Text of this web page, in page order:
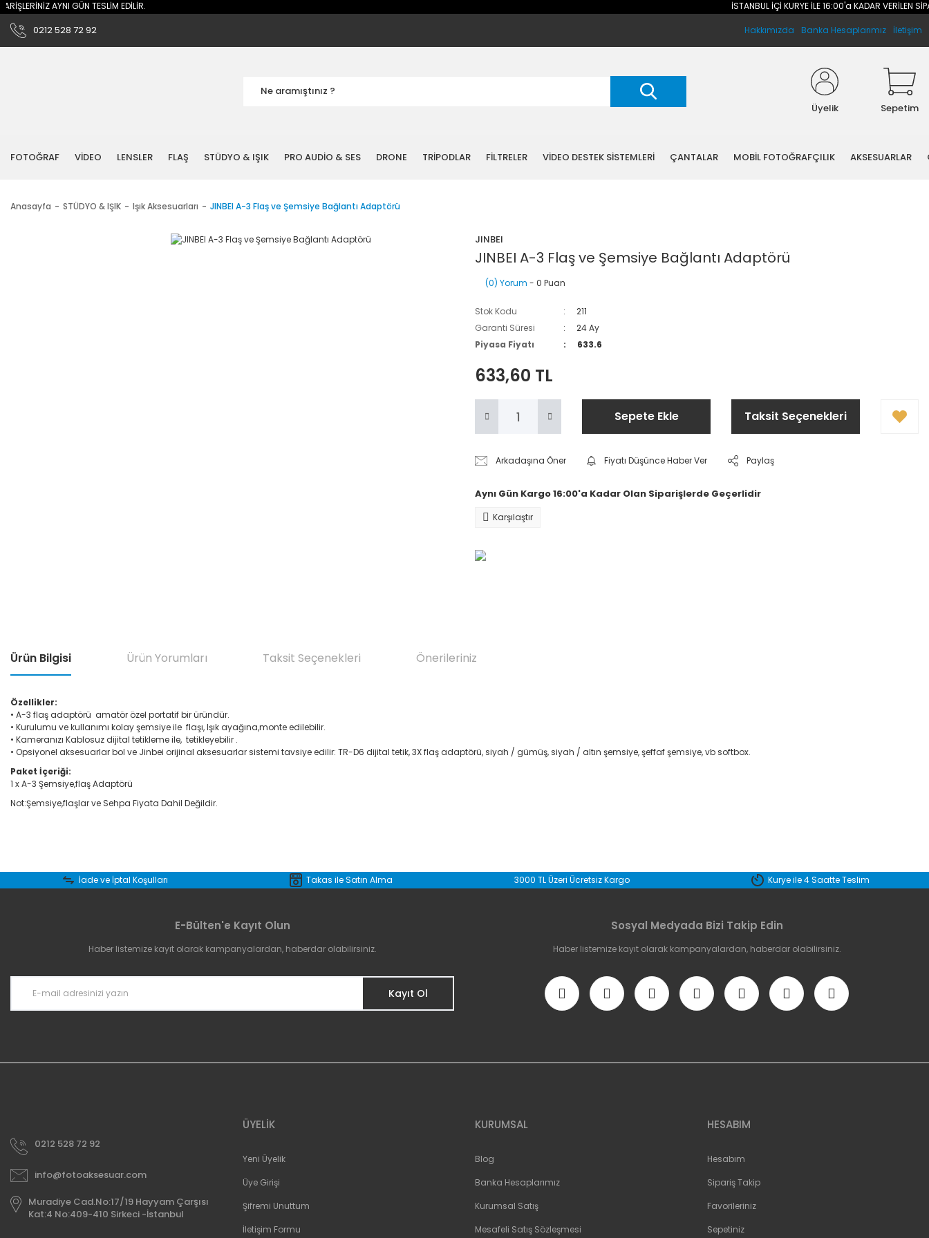
AYNI GÜN TESLİM EDİLİR. İSTANBUL İÇİ KURYE İLE 16:00'a KADAR VERİLEN
0212 528 72 92 Hakkımızda Banka Hesaplarımız İletişim
Üyelik Sepetim
FOTOĞRAF VİDEO LENSLER FLAŞ STÜDYO & IŞIK PRO AUDİO & SES DRONE TRİPODLAR FİLTRELER VİDEO DESTEK SİSTEMLERİ ÇANTALAR MOBİL FOTOĞRAFÇILIK AKSESUARLAR
Anasayfa STÜDYO & IŞIK Işık Aksesuarları JINBEI A-3 Flaş ve Şemsiye Bağlantı Adaptörü
JINBEI
JINBEI A-3 Flaş ve Şemsiye Bağlantı Adaptörü
(0) Yorum - 0 Puan
Stok Kodu
211
Garanti Süresi
24 Ay
Piyasa Fiyatı
633.6
633,60 TL
Sepete Ekle Taksit Seçenekleri
Arkadaşına Öner Fiyatı Düşünce Haber Ver Paylaş
Aynı Gün Kargo 16:00'a Kadar Olan Siparişlerde Geçerlidir
Karşılaştır
Ürün Bilgisi Ürün Yorumları Taksit Seçenekleri Önerileriniz
Özellikler:
• A-3 flaş adaptörü amatör özel portatif bir üründür.
• Kurulumu ve kullanımı kolay şemsiye ile flaşı, Işık ayağına,monte edilebilir.
• Kameranızı Kablosuz dijital tetikleme ile, tetikleyebilir .
• Opsiyonel aksesuarlar bol ve Jinbei orijinal aksesuarlar sistemi tavsiye edilir: TR-D6 dijital tetik, 3X flaş adaptörü, siyah / gümüş, siyah / altın şemsiye, şeffaf şemsiye, vb softbox.
Paket İçeriği:
1 x A-3 Şemsiye,flaş Adaptörü
Not:Şemsiye,flaşlar ve Sehpa Fiyata Dahil Değildir.
Bu ürüne ilk yorumu siz yapın!
Görüş ve önerileriniz için teşekkür ederiz.
Ürün açıklamasında eksik bilgiler bulunuyor.
Ürün bilgilerinde hatalar bulunuyor.
Bu ürüne benzer farklı alternatifler olmalı.
İade ve İptal Koşulları Takas ile Satın Alma 3000 TL Üzeri Ücretsiz Kargo Kurye ile 4 Saatte Teslim
E-Bülten'e Kayıt Olun
Haber listemize kayıt olarak kampanyalardan, haberdar olabilirsiniz.
Kayıt Ol
Sosyal Medyada Bizi Takip Edin
Haber listemize kayıt olarak kampanyalardan, haberdar olabilirsiniz.
0212 528 72 92
info@fotoaksesuar.com
Muradiye Cad.No:17/19 Hayyam Çarşısı
Kat:4 No:409-410 Sirkeci -İstanbul
ÜYELİK
Yeni Üyelik
Üye Girişi
Şifremi Unuttum
İletişim Formu
KURUMSAL
Blog
Banka Hesaplarımız
Kurumsal Satış
Mesafeli Satış Sözleşmesi
HESABIM
Hesabım
Sipariş Takip
Favorileriniz
Sepetiniz